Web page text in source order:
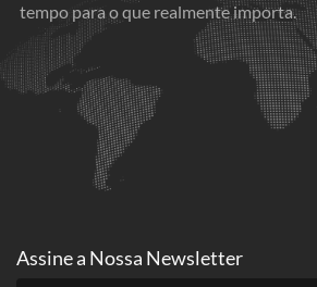
tempo para o que realmente importa.
Assine a Nossa Newsletter